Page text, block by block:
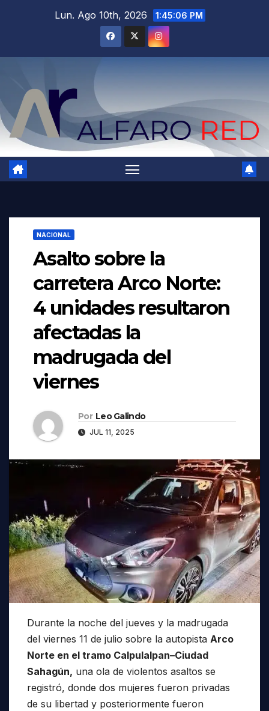
Lun. Ago 10th, 2026 1:45:08 PM
NACIONAL
Asalto sobre la
carretera Arco Norte:
4 unidades resultaron
afectadas la
madrugada del
viernes
Por Leo Galindo
JUL 11, 2025
Durante la noche del jueves y la madrugada
del viernes 11 de julio sobre la autopista Arco
Norte en el tramo Calpulalpan–Ciudad
Sahagún, una ola de violentos asaltos se
registró, donde dos mujeres fueron privadas
de su libertad y posteriormente fueron